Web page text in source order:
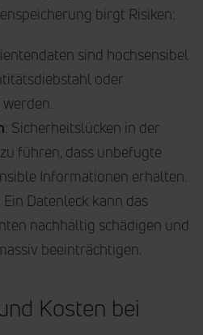
birgt Risiken:
sind hochsensibel
oder
: Sicherheitslücken in der
führen, dass unbefugte
Informationen erhalten.
Ein Datenleck kann das
nachhaltig schädigen und
beeinträchtigen.
Kosten bei